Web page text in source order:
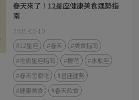
春天來了！12星座健康美食運勢指
南
2025-03-10
#12星座 #春天
#美食指南
#吃貨星座指南
#櫻花
#水瓶座
#春天怎麼吃
#星座運勢
#健康美食
#春天飲食